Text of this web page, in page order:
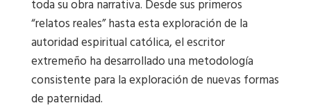
toda su obra narrativa. Desde sus primeros
“relatos reales” hasta esta exploración de la
autoridad espiritual católica, el escritor
extremeño ha desarrollado una metodología
consistente para la exploración de nuevas formas
de paternidad.